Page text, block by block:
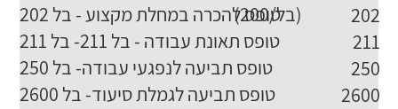
(בל/200)טופס להכרה במחלת מקצוע - בל 202
202
טופס תאונת עבודה - בל 211- בל 211
211
טופס תביעה לנפגעי עבודה- בל 250
250
טופס תביעה לגמלת סיעוד- בל 2600
2600